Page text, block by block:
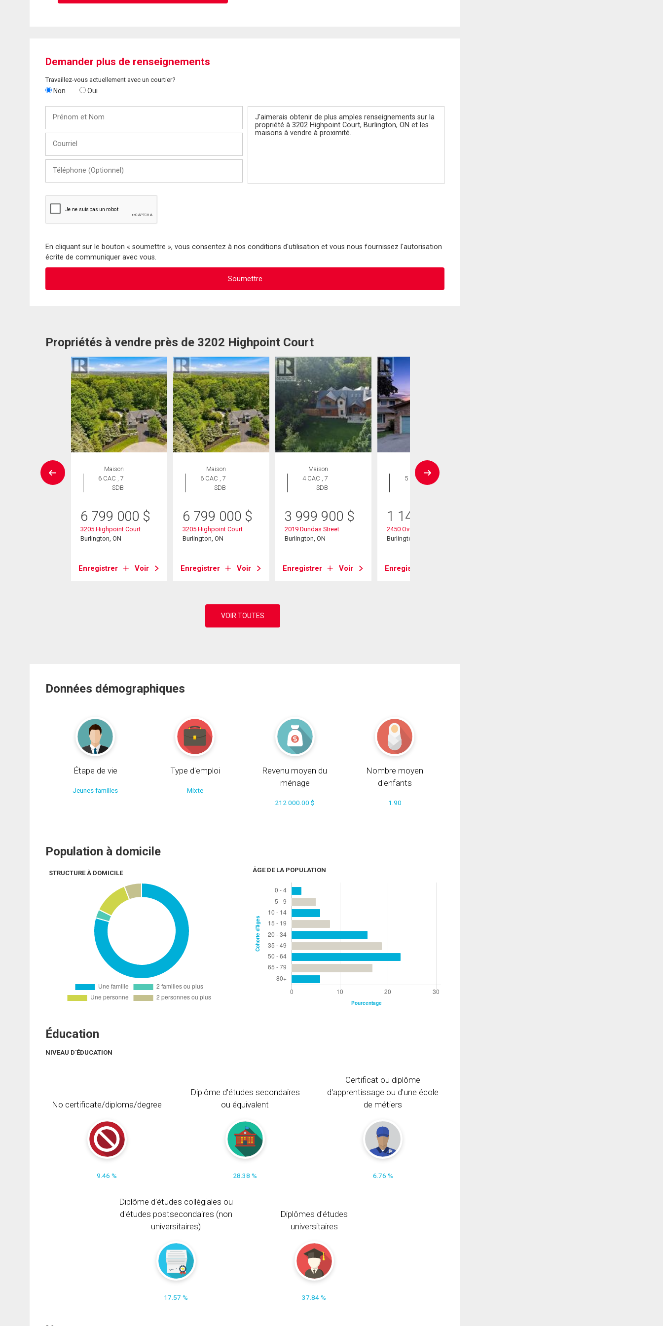
Demander plus de renseignements
Travaillez-vous actuellement avec un courtier?
Non Oui
Nom
(Optionnel)
En cliquant sur le bouton « soumettre », vous consentez à nos conditions d'utilisation et vous nous fournissez l'autorisation
écrite de communiquer avec vous.
Propriétés à vendre près de 3202 Highpoint Court
Maison
6 CAC , 7
SDB
6 799 000 $
3205 Highpoint Court
Burlington, ON
Enregistrer Voir
Maison
6 CAC , 7
SDB
6 799 000 $
3205 Highpoint Court
Burlington, ON
Enregistrer Voir
Maison
4 CAC , 7
SDB
3 999 900 $
2019 Dundas Street
Burlington, ON
Enregistrer Voir
Maison
5 CAC , 3
1 149 000
2450 Overton Drive
Burlington, ON
Enregistrer
Données démographiques
Étape de vie
Jeunes familles
Type d'emploi
Mixte
Revenu moyen du
ménage
212 000.00 $
Nombre moyen
d'enfants
1.90
Population à domicile
STRUCTURE À DOMICILE ÂGE DE LA POPULATION
Éducation
NIVEAU D'ÉDUCATION
No certificate/diploma/degree
9.46 %
Diplôme d'études secondaires
ou équivalent
28.38 %
Certificat ou diplôme
d'apprentissage ou d'une école
de métiers
6.76 %
Diplôme d'études collégiales ou
d'études postsecondaires (non
universitaires)
17.57 %
Diplômes d'études
universitaires
37.84 %